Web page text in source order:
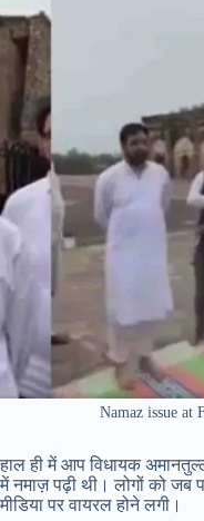
Namaz issue at
हाल ही में आप विधायक
में नमाज़ पढ़ी थी। लोगों को जब
मीडिया पर वायरल होने लगी।